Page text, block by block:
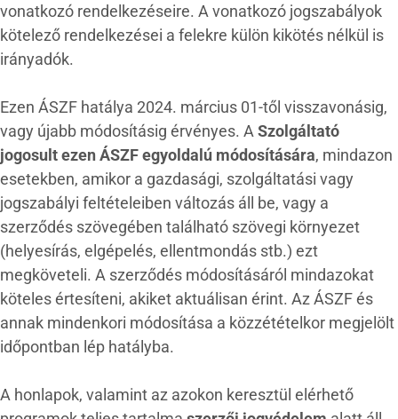
vonatkozó rendelkezéseire. A vonatkozó jogszabályok
kötelező rendelkezései a felekre külön kikötés nélkül is
irányadók.
Ezen ÁSZF hatálya 2024. március 01-től visszavonásig,
vagy újabb módosításig érvényes. A Szolgáltató
jogosult ezen ÁSZF egyoldalú módosítására, mindazon
esetekben, amikor a gazdasági, szolgáltatási vagy
jogszabályi feltételeiben változás áll be, vagy a
szerződés szövegében található szövegi környezet
(helyesírás, elgépelés, ellentmondás stb.) ezt
megköveteli. A szerződés módosításáról mindazokat
köteles értesíteni, akiket aktuálisan érint. Az ÁSZF és
annak mindenkori módosítása a közzétételkor megjelölt
időpontban lép hatályba.
A honlapok, valamint az azokon keresztül elérhető